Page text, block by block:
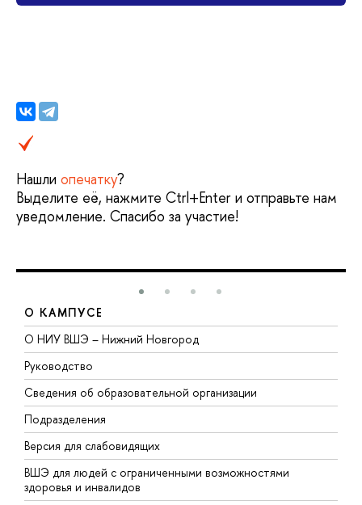
Нашли опечатку?
Выделите её, нажмите Ctrl+Enter и отправьте нам
уведомление. Спасибо за участие!
О КАМПУСЕ
О НИУ ВШЭ – Нижний Новгород
Руководство
Сведения об образовательной организации
Подразделения
Версия для слабовидящих
ВШЭ для людей с ограниченными возможностями
здоровья и инвалидов